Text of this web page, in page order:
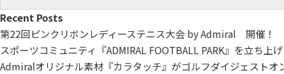
Recent Posts
第22回ピンクリボンレディーステニス大会 by Admiral 開催！
スポーツコミュニティ『ADMIRAL FOOTBALL PARK』を立ち上げ
Admiralオリジナル素材『カラタッチ』がゴルフダイジェストオ